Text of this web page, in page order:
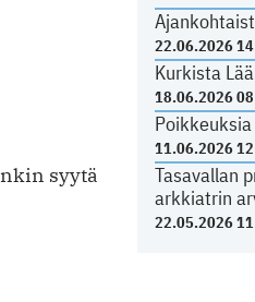
syytä
22.06.2026
Kurkista
18.06.2026
11.06.2026
Tasavallan
arkkiatrin
22.05.2026